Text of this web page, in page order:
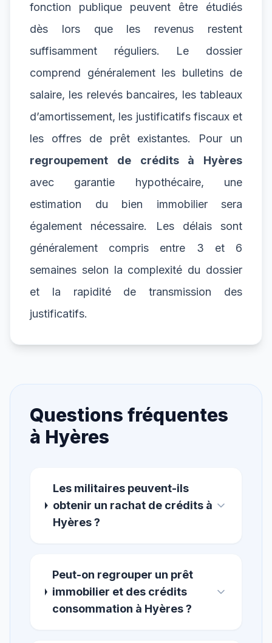
fonction publique peuvent être étudiés
dès lors que les revenus restent
suffisamment réguliers. Le dossier
comprend généralement les bulletins de
salaire, les relevés bancaires, les tableaux
d’amortissement, les justificatifs fiscaux et
les offres de prêt existantes. Pour un
regroupement de crédits à Hyères
avec garantie hypothécaire, une
estimation du bien immobilier sera
également nécessaire. Les délais sont
généralement compris entre 3 et 6
semaines selon la complexité du dossier
et la rapidité de transmission des
justificatifs.
Questions fréquentes
à Hyères
Les militaires peuvent-ils
obtenir un rachat de crédits à
Hyères ?
Peut-on regrouper un prêt
immobilier et des crédits
consommation à Hyères ?